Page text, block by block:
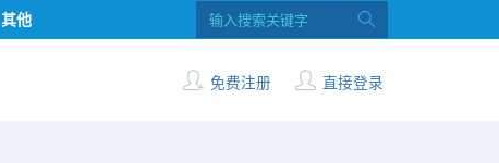
其他
免费注册 直接登录